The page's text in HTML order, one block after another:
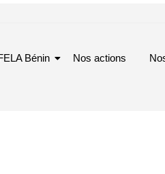
Bénin Nos actions